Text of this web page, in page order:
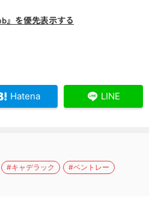
』を優先表示する
Hatena LINE
#キャデラック
#ベントレー